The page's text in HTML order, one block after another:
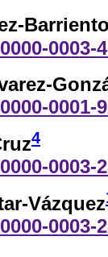
0003-
0001-
4
0003-
Vázquez
0003-